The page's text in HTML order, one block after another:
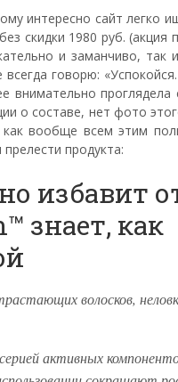
интересно сайт легко
скидки 1980 руб. (акция
и заманчиво, так
говорю:
внимательно проглядела
о составе, нет фото
вообще всем этим
продукта:
избавит
знает, как
волосков,
активных